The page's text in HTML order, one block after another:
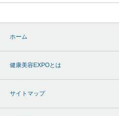
ホーム
健康美容EXPOとは
サイトマップ